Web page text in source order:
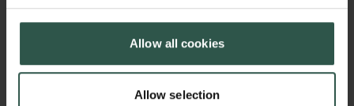
Allow all cookies
Allow selection
for de seneste 12 måneder. Det kræver så
igen en infrastruktur online, hvortil folk kan